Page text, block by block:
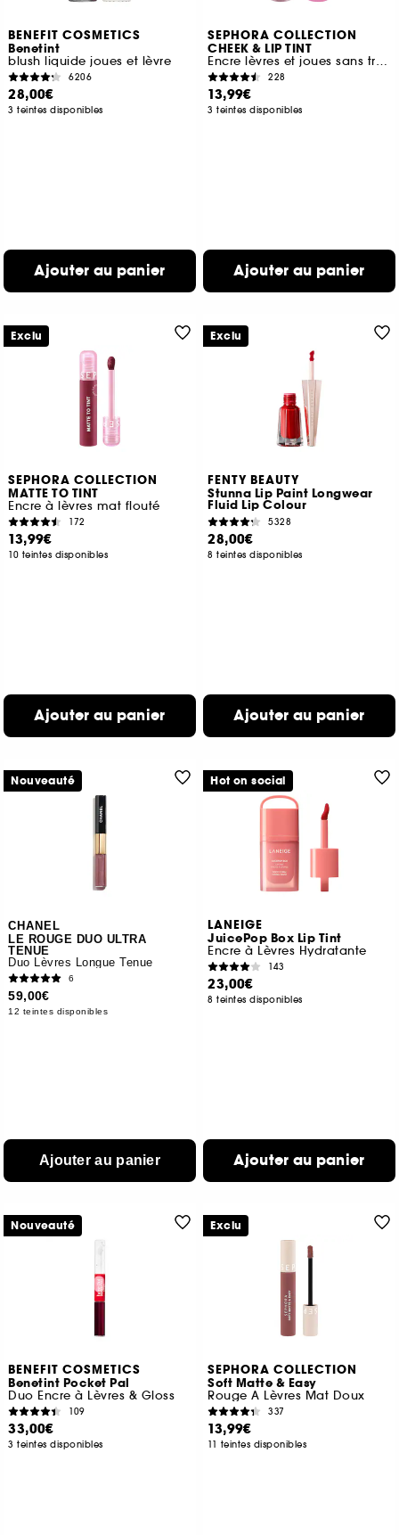
BENEFIT COSMETICS
Benetint
blush liquide joues et lèvre
6206
28,00€
3 teintes disponibles
Ajouter au panier
SEPHORA COLLECTION
CHEEK & LIP TINT
Encre lèvres et joues sans transfert
228
13,99€
3 teintes disponibles
Ajouter au panier
SEPHORA COLLECTION
MATTE TO TINT
Encre à lèvres mat flouté
172
13,99€
10 teintes disponibles
Ajouter au panier
Exclu
FENTY BEAUTY
Stunna Lip Paint Longwear
Fluid Lip Colour
5328
28,00€
8 teintes disponibles
Ajouter au panier
Exclu
CHANEL
LE ROUGE DUO ULTRA
TENUE
Duo Lèvres Longue Tenue
6
59,00€
12 teintes disponibles
Ajouter au panier
Nouveauté
LANEIGE
JuicePop Box Lip Tint
Encre à Lèvres Hydratante
143
23,00€
8 teintes disponibles
Ajouter au panier
Hot on social
BENEFIT COSMETICS
Benetint Pocket Pal
Duo Encre à Lèvres & Gloss
109
33,00€
3 teintes disponibles
Nouveauté
SEPHORA COLLECTION
Soft Matte & Easy
Rouge A Lèvres Mat Doux
337
13,99€
11 teintes disponibles
Exclu